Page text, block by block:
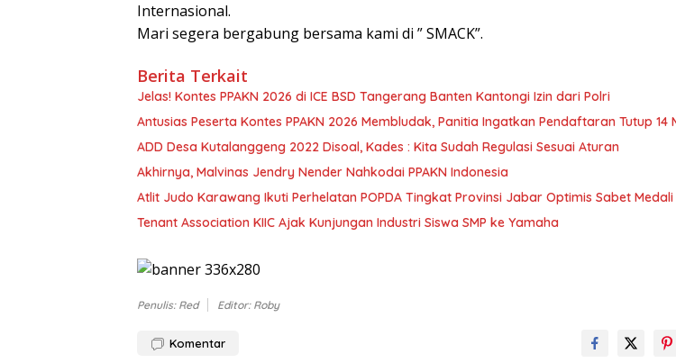
Internasional.
Mari segera bergabung bersama kami di ” SMACK”.
Berita Terkait
Jelas! Kontes PPAKN 2026 di ICE BSD Tangerang Banten Kantongi Izin dari Polri
Antusias Peserta Kontes PPAKN 2026 Membludak, Panitia Ingatkan Pendaftaran Tutup 14
ADD Desa Kutalanggeng 2022 Disoal, Kades : Kita Sudah Regulasi Sesuai Aturan
Akhirnya, Malvinas Jendry Nender Nahkodai PPAKN Indonesia
Atlit Judo Karawang Ikuti Perhelatan POPDA Tingkat Provinsi Jabar Optimis Sabet Medali
Tenant Association KIIC Ajak Kunjungan Industri Siswa SMP ke Yamaha
Penulis: Red Editor: Roby
Komentar